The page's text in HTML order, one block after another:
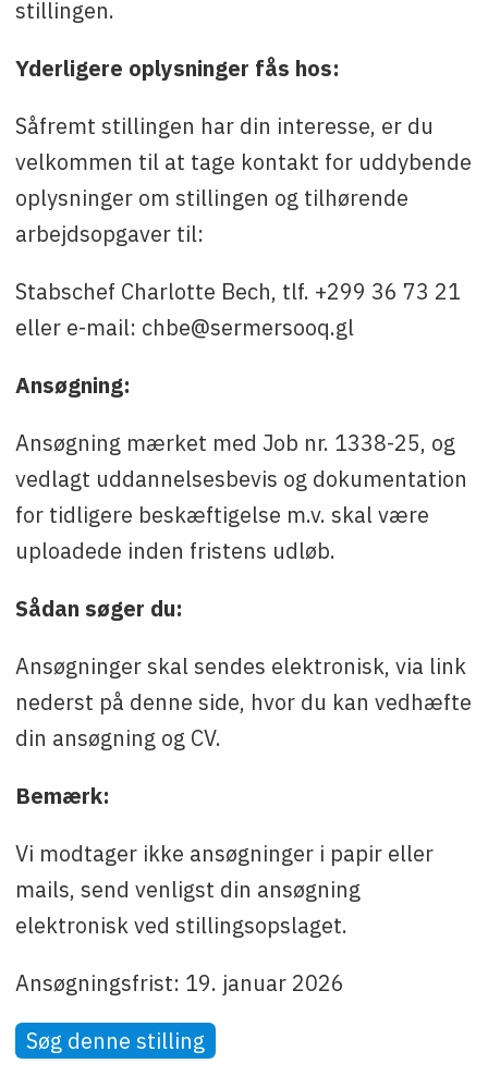
stillingen.
Yderligere oplysninger fås hos:
Såfremt stillingen har din interesse, er du
velkommen til at tage kontakt for uddybende
oplysninger om stillingen og tilhørende
arbejdsopgaver til:
Stabschef Charlotte Bech, tlf. +299 36 73 21
eller e-mail: chbe@sermersooq.gl
Ansøgning:
Ansøgning mærket med Job nr. 1338-25, og
vedlagt uddannelsesbevis og dokumentation
for tidligere beskæftigelse m.v. skal være
uploadede inden fristens udløb.
Sådan søger du:
Ansøgninger skal sendes elektronisk, via link
nederst på denne side, hvor du kan vedhæfte
din ansøgning og CV.
Bemærk:
Vi modtager ikke ansøgninger i papir eller
mails, send venligst din ansøgning
elektronisk ved stillingsopslaget.
Ansøgningsfrist: 19. januar 2026
Søg denne stilling